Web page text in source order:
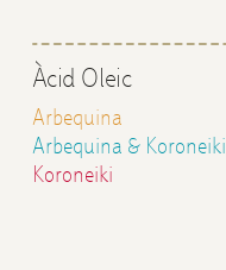
Àcid Oleic
Arbequina
Arbequina & Koroneiki
Koroneiki